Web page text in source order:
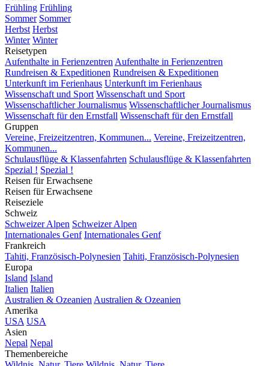
Frühling Frühling
Sommer Sommer
Herbst Herbst
Winter Winter
Reisetypen
Aufenthalte in Ferienzentren Aufenthalte in Ferienzentren
Rundreisen & Expeditionen Rundreisen & Expeditionen
Unterkunft im Ferienhaus Unterkunft im Ferienhaus
Wissenschaft und Sport Wissenschaft und Sport
Wissenschaftlicher Journalismus Wissenschaftlicher Journalismus
Wissenschaft für den Ernstfall Wissenschaft für den Ernstfall
Gruppen
Vereine, Freizeitzentren, Kommunen... Vereine, Freizeitzentren,
Kommunen...
Schulausflüge & Klassenfahrten Schulausflüge & Klassenfahrten
Spezial ! Spezial !
Reisen für Erwachsene
Reisen für Erwachsene
Reiseziele
Schweiz
Schweizer Alpen Schweizer Alpen
Internationales Genf Internationales Genf
Frankreich
Tahiti, Französisch-Polynesien Tahiti, Französisch-Polynesien
Europa
Island Island
Italien Italien
Australien & Ozeanien Australien & Ozeanien
Amerika
USA USA
Asien
Nepal Nepal
Themenbereiche